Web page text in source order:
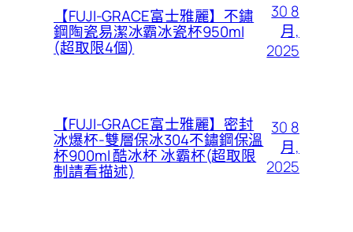
【FUJI-GRACE富士雅麗】不鏽
鋼陶瓷易潔冰霸冰瓷杯950ml
(超取限4個)
30 8
月,
2025
【FUJI-GRACE富士雅麗】密封
冰爆杯-雙層保冰304不鏽鋼保溫
杯900ml 酷冰杯 冰霸杯(超取限
制請看描述)
30 8
月,
2025